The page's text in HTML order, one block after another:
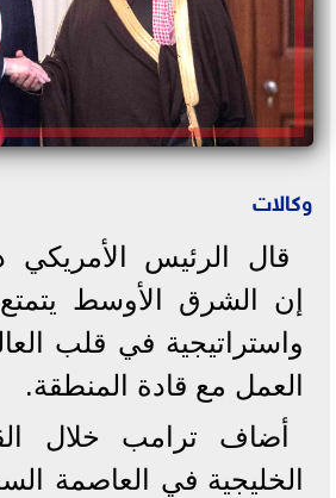
وكالات
قال الرئيس الأمريكي
إن الشرق الأوسط
واستراتيجية في قلب
العمل مع قادة المنطقة.
أضاف ترامب خلال
الخليجية في العاصمة